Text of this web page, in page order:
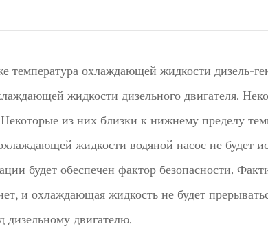
охлаждающей жидкости дизель-
жидкости дизельного двигателя.
из них близки к нижнему пределу
жидкости водяной насос не будет
будет обеспечен фактор безопасности.
и охлаждающая жидкость не будет
дизельному двигателю.